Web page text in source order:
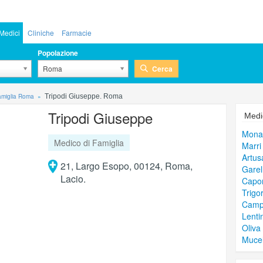
Cliniche Farmacie
Popolazione
Roma Cerca
Roma Tripodi Giuseppe. Roma
Tripodi Giuseppe
Medico di Famiglia
21, Largo Esopo, 00124, Roma,
Lacio.